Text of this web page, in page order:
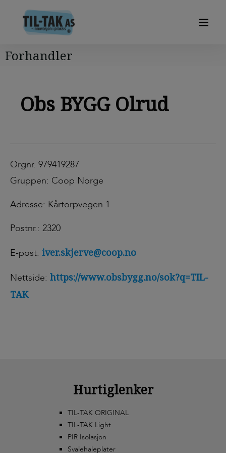
Forhandler
Obs BYGG Olrud
Orgnr. 979419287
Gruppen: Coop Norge
Adresse: Kårtorpvegen 1
Postnr.: 2320
E-post: iver.skjerve@coop.no
Nettside: https://www.obsbygg.no/sok?q=TIL-
TAK
Hurtiglenker
TIL-TAK ORIGINAL
TIL-TAK Light
PIR Isolasjon
Svalehaleplater